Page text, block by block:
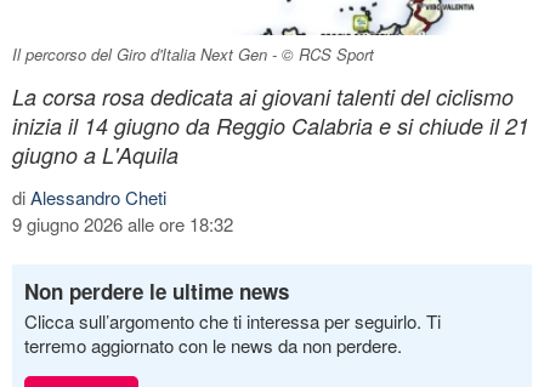
Il percorso del Giro d'Italia Next Gen - © RCS Sport
La corsa rosa dedicata ai giovani talenti del ciclismo
inizia il 14 giugno da Reggio Calabria e si chiude il 21
giugno a L'Aquila
diAlessandro Cheti
9 giugno 2026 alle ore 18:32
Non perdere le ultime news
Clicca sull’argomento che ti interessa per seguirlo. Ti
terremo aggiornato con le news da non perdere.